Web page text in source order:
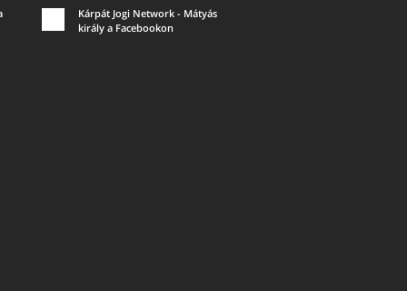
Kárpát Jogi Network - Mátyás
király a Facebookon